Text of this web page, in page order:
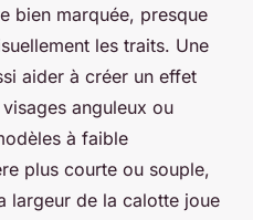
bien marquée, presque
les traits. Une
aider à créer un effet
visages anguleux ou
à faible
plus courte ou souple,
largeur de la calotte joue